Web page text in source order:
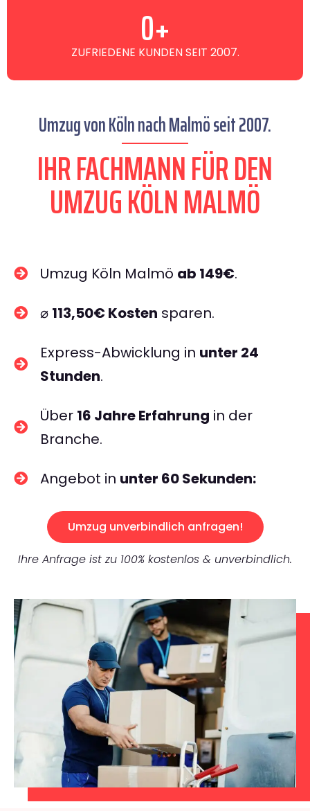
ZUFRIEDENE KUNDEN SEIT 2007.
0+
Umzug von Köln nach Malmö seit 2007.
IHR FACHMANN FÜR DEN
UMZUG KÖLN MALMÖ
Umzug Köln Malmö ab 149€.
⌀ 113,50€ Kosten sparen.
Express-Abwicklung in unter 24
Stunden.
Über 16 Jahre Erfahrung in der
Branche.
Angebot in unter 60 Sekunden:
Umzug unverbindlich anfragen!
Ihre Anfrage ist zu 100% kostenlos & unverbindlich.